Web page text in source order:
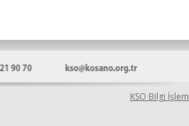
KSO Bilgi İşlem